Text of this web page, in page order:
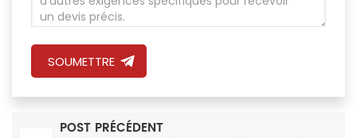
SOUMETTRE
POST PRÉCÉDENT